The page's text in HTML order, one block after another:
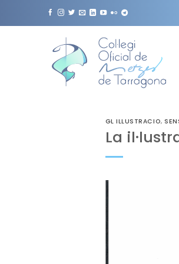
GL ILLUSTRACIO,
La